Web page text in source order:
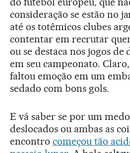
consideração se estão no
até os totêmicos clubes
contentar em recrutar
ou se destaca nos jogos
em seu campeonato.
faltou emoção em um
sedado com bons gols.
E vá saber se por um
deslocados ou ambas as
encontro começou tão